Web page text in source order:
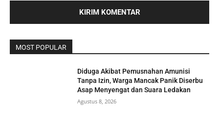
MOST POPULAR
Diduga Akibat Pemusnahan Amunisi
Tanpa Izin, Warga Mancak Panik Diserbu
Asap Menyengat dan Suara Ledakan
Agustus 8, 2026